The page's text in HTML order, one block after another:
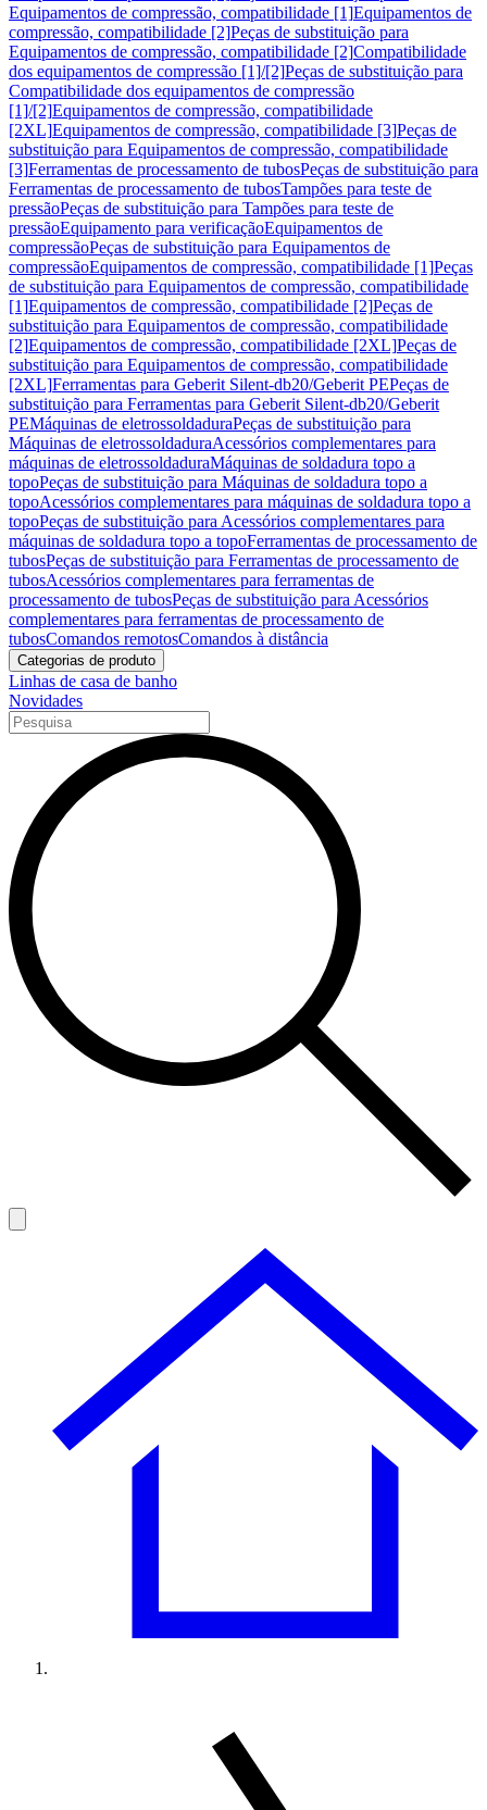
Equipamentos de compressão, compatibilidade [1]Equipamentos de
compressão, compatibilidade [2]Peças de substituição para
Equipamentos de compressão, compatibilidade [2]Compatibilidade
dos equipamentos de compressão [1]/[2]Peças de substituição para
Compatibilidade dos equipamentos de compressão
[1]/[2]Equipamentos de compressão, compatibilidade
[2XL]Equipamentos de compressão, compatibilidade [3]Peças de
substituição para Equipamentos de compressão, compatibilidade
[3]Ferramentas de processamento de tubosPeças de substituição para
Ferramentas de processamento de tubosTampões para teste de
pressãoPeças de substituição para Tampões para teste de
pressãoEquipamento para verificaçãoEquipamentos de
compressãoPeças de substituição para Equipamentos de
compressãoEquipamentos de compressão, compatibilidade [1]Peças
de substituição para Equipamentos de compressão, compatibilidade
[1]Equipamentos de compressão, compatibilidade [2]Peças de
substituição para Equipamentos de compressão, compatibilidade
[2]Equipamentos de compressão, compatibilidade [2XL]Peças de
substituição para Equipamentos de compressão, compatibilidade
[2XL]Ferramentas para Geberit Silent-db20/Geberit PEPeças de
substituição para Ferramentas para Geberit Silent-db20/Geberit
PEMáquinas de eletrossoldaduraPeças de substituição para
Máquinas de eletrossoldaduraAcessórios complementares para
máquinas de eletrossoldaduraMáquinas de soldadura topo a
topoPeças de substituição para Máquinas de soldadura topo a
topoAcessórios complementares para máquinas de soldadura topo a
topoPeças de substituição para Acessórios complementares para
máquinas de soldadura topo a topoFerramentas de processamento de
tubosPeças de substituição para Ferramentas de processamento de
tubosAcessórios complementares para ferramentas de
processamento de tubosPeças de substituição para Acessórios
complementares para ferramentas de processamento de
tubosComandos remotosComandos à distância
Categorias de produto
Linhas de casa de banho
Novidades